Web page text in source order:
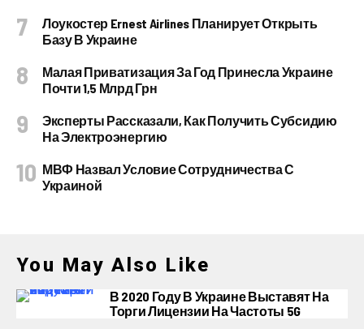
Лоукостер Ernest Airlines Планирует Открыть
Базу В Украине
Малая Приватизация За Год Принесла Украине
Почти 1,5 Млрд Грн
Эксперты Рассказали, Как Получить Субсидию
На Электроэнергию
МВФ Назвал Условие Сотрудничества С
Украиной
You May Also Like
В 2020 Году В Украине Выставят На
Торги Лицензии На Частоты 5G